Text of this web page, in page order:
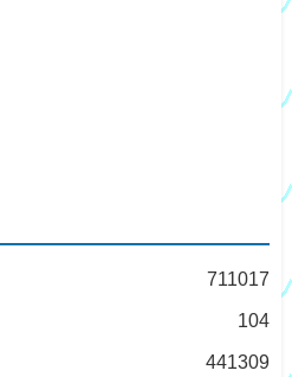
711017
104
441309